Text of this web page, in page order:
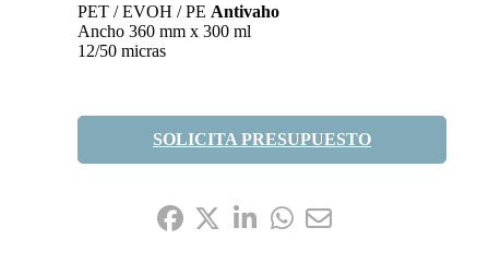
PET / EVOH / PE Antivaho
Ancho 360 mm x 300 ml
12/50 micras
SOLICITA PRESUPUESTO